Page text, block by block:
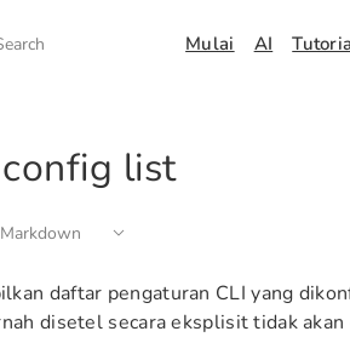
Mulai AI
list
daftar pengaturan CLI yang
disetel secara eksplisit tidak